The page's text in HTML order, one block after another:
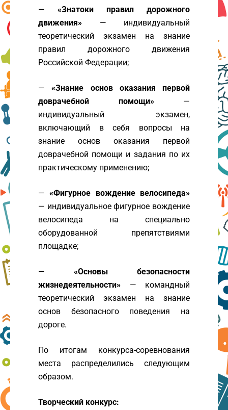
— «Знатоки правил дорожного
движения» — индивидуальный
теоретический экзамен на знание
правил дорожного движения
Российской Федерации;
—«Знание основ оказания первой
доврачебной помощи»—
индивидуальный экзамен,
включающий в себя вопросы на
знание основ оказания первой
доврачебной помощи и задания по их
практическому применению;
—«Фигурное вождение велосипеда»
— индивидуальное фигурное вождение
велосипеда на специально
оборудованной препятствиями
площадке;
— «Основы безопасности
жизнедеятельности» — командный
теоретический экзамен на знание
основ безопасного поведения на
дороге.
По итогам конкурса-соревнования
места распределились следующим
образом.
Творческий конкурс: